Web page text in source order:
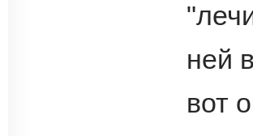
ней
вот